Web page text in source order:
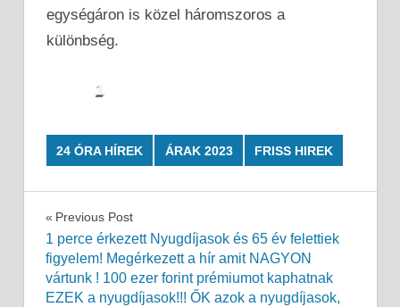
egységáron is közel háromszoros a
különbség.
1
24 ÓRA HÍREK ÁRAK 2023 FRISS HIREK
Bejegyzés
navigáció
Previous Post
1 perce érkezett Nyugdíjasok és 65 év felettiek
figyelem! Megérkezett a hír amit NAGYON
vártunk ! 100 ezer forint prémiumot kaphatnak
EZEK a nyugdíjasok!!! ŐK azok a nyugdíjasok,